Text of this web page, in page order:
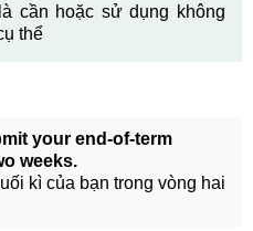
cần hoặc sử dụng không
thể
your end-of-term
weeks.
kì của bạn trong vòng hai